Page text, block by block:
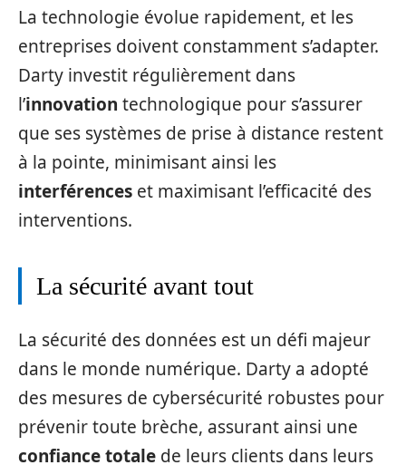
La technologie évolue rapidement, et les
entreprises doivent constamment s’adapter.
Darty investit régulièrement dans
l’innovation technologique pour s’assurer
que ses systèmes de prise à distance restent
à la pointe, minimisant ainsi les
interférences et maximisant l’efficacité des
interventions.
La sécurité avant tout
La sécurité des données est un défi majeur
dans le monde numérique. Darty a adopté
des mesures de cybersécurité robustes pour
prévenir toute brèche, assurant ainsi une
confiance totale de leurs clients dans leurs